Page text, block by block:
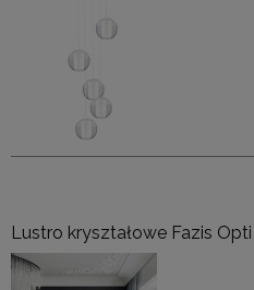
Lustro kryształowe Fazis